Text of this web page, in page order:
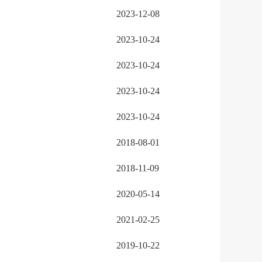
2023-12-08
2023-10-24
2023-10-24
2023-10-24
2023-10-24
2018-08-01
2018-11-09
2020-05-14
2021-02-25
2019-10-22